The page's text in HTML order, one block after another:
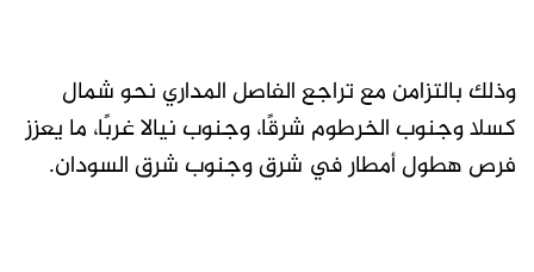
وذلك بالتزامن مع تراجع الفاصل المداري نحو شمال
كسلا وجنوب الخرطوم شرقًا، وجنوب نيالا غربًا، ما يعزز
فرص هطول أمطار في شرق وجنوب شرق السودان.